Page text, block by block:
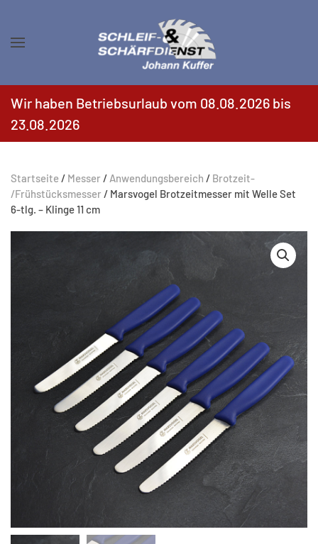
Zum Hauptinhalt springen
Wir haben Betriebsurlaub vom 08.08.2026 bis
23.08.2026
Startseite/ Messer / Anwendungsbereich / Brotzeit-
/Frühstücksmesser / Marsvogel Brotzeitmesser mit Welle Set
6-tlg. – Klinge 11 cm